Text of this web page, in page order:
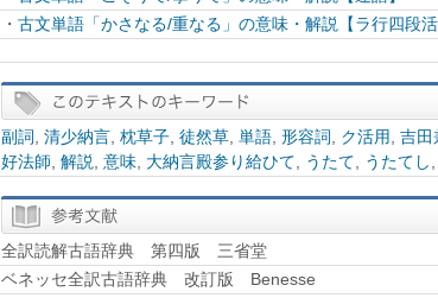
・ 古文単語「かさなる/重なる」の意味・解説【ラ行四段活
副詞 清少納言 枕草子 徒然草 単語 形容詞 ク活用 吉田
好法師 解説 意味 大納言殿参り給ひて うたて うたてし
全訳読解古語辞典 第四版 三省堂
ベネッセ全訳古語辞典 改訂版 Benesse